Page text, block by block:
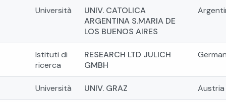
Università
UNIV. CATOLICA
ARGENTINA S.MARIA DE
LOS BUENOS AIRES
Istituti di
ricerca
RESEARCH LTD JULICH
GMBH
Università UNIV. GRAZ Austria